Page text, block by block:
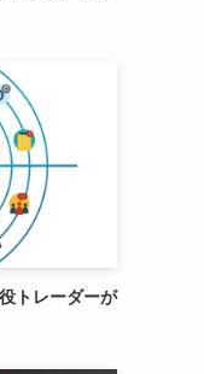
トレーダーが